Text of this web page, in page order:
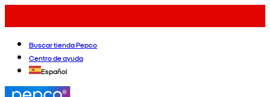
Buscar tienda Pepco
Centro de ayuda
Español